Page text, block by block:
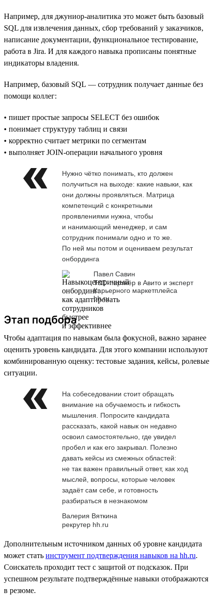
Например, для джуниор-аналитика это может быть базовый
SQL для извлечения данных, сбор требований у заказчиков,
написание документации, функциональное тестирование,
работа в Jira. И для каждого навыка прописаны понятные
индикаторы владения.
Например, базовый SQL — сотрудник получает данные без
помощи коллег:
• пишет простые запросы SELECT без ошибок
• понимает структуру таблиц и связи
• корректно считает метрики по сегментам
• выполняет JOIN-операции начального уровня
Нужно чётко понимать, кто должен
получиться на выходе: какие навыки, как
они должны проявляться. Матрица
компетенций с конкретными
проявлениями нужна, чтобы
и нанимающий менеджер, и сам
сотрудник понимали одно и то же.
По ней мы потом и оцениваем результат
онбординга
Павел Савин
T&D-партнёр в Авито и эксперт
Карьерного маркетплейса
hh.ru
Этап подбора
Чтобы адаптация по навыкам была фокусной, важно заранее
оценить уровень кандидата. Для этого компании используют
комбинированную оценку: тестовые задания, кейсы, ролевые
ситуации.
На собеседовании стоит обращать
внимание на обучаемость и гибкость
мышления. Попросите кандидата
рассказать, какой навык он недавно
освоил самостоятельно, где увидел
пробел и как его закрывал. Полезно
давать кейсы из смежных областей:
не так важен правильный ответ, как ход
мыслей, вопросы, которые человек
задаёт сам себе, и готовность
разбираться в незнакомом
Валерия Вяткина
рекрутер hh.ru
Дополнительным источником данных об уровне кандидата
может стать инструмент подтверждения навыков на hh.ru.
Соискатель проходит тест с защитой от подсказок. При
успешном результате подтверждённые навыки отображаются
в резюме.